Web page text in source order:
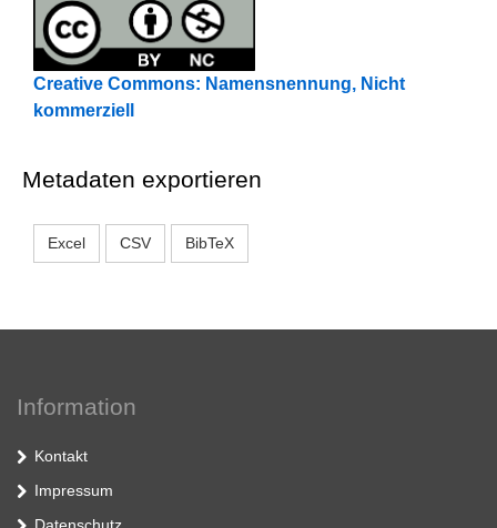
Creative Commons: Namensnennung, Nicht
kommerziell
Metadaten exportieren
Excel CSV BibTeX
Information
Kontakt
Impressum